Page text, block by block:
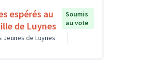
espérés au
de Luynes
Soumis
au vote
Jeunes de Luynes